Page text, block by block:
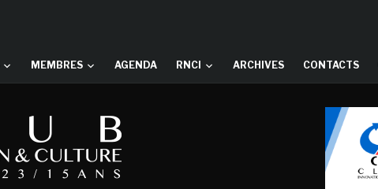
MEMBRES AGENDA RNCI ARCHIVES CONTACTS